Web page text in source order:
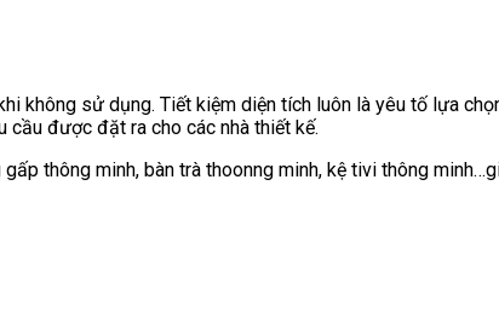
không sử dụng. Tiết kiệm diện tích luôn là yêu tố lựa
cầu được đặt ra cho các nhà thiết kế.
thông minh, bàn trà thoonng minh, kệ tivi thông